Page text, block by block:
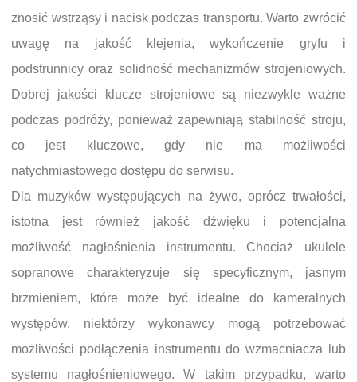
znosić wstrząsy i nacisk podczas transportu. Warto zwrócić
uwagę na jakość klejenia, wykończenie gryfu i
podstrunnicy oraz solidność mechanizmów strojeniowych.
Dobrej jakości klucze strojeniowe są niezwykle ważne
podczas podróży, ponieważ zapewniają stabilność stroju,
co jest kluczowe, gdy nie ma możliwości
natychmiastowego dostępu do serwisu.
Dla muzyków występujących na żywo, oprócz trwałości,
istotna jest również jakość dźwięku i potencjalna
możliwość nagłośnienia instrumentu. Chociaż ukulele
sopranowe charakteryzuje się specyficznym, jasnym
brzmieniem, które może być idealne do kameralnych
występów, niektórzy wykonawcy mogą potrzebować
możliwości podłączenia instrumentu do wzmacniacza lub
systemu nagłośnieniowego. W takim przypadku, warto